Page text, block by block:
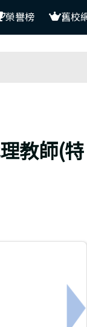
榮譽榜 舊校
教師(特
告多次招考)